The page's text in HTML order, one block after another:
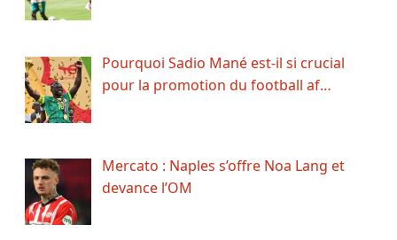
Pourquoi Sadio Mané est-il si crucial
pour la promotion du football af…
Mercato : Naples s’offre Noa Lang et
devance l’OM